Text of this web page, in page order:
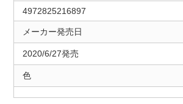
4972825216897
メーカー発売日
2020/6/27発売
色